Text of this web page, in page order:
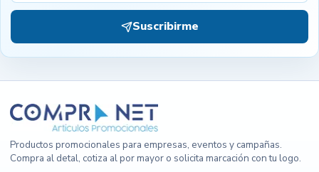
Suscribirme
Productos promocionales para empresas, eventos y campañas.
Compra al detal, cotiza al por mayor o solicita marcación con tu logo.